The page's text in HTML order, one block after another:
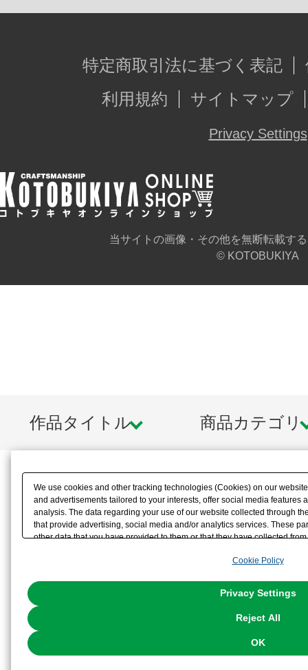
特定商取引法に基づく表記
利用規約
サイトマップ
Privacy Settings
当サイトの画像・その他を無断転載す
© KOTOBUKIYA
作品タイトル 商品カテゴリ
We use cookies and other tracking technologies (Cookies) on our
and advertisements tailored to your interests, offer social media features
analysis. The data regarding your use of our website collected through
that provide advertising, social media and/or analytics services. These
other data that you have provided to them or that they have collected
the use of all Cookies except for Strictly Necessary Cookies, please
You can change your consent or rejection settings at any time via
Cookie Policy
Privacy Settings
Reject All
OK